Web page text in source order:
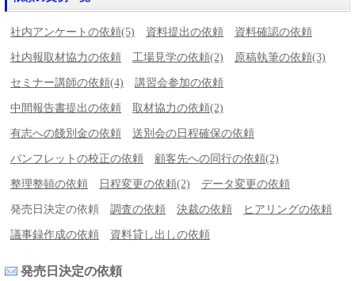
社内アンケートの依頼(5) 資料提出の依頼 資料確認の依頼
社内報取材協力の依頼 工場見学の依頼(2) 原稿執筆の依頼(3)
セミナー講師の依頼(4) 講習会参加の依頼
中間報告書提出の依頼 取材協力の依頼(2)
有志への餞別金の依頼 送別会の日程確保の依頼
パンフレットの校正の依頼 顧客先への同行の依頼(2)
整理整頓の依頼 日程変更の依頼(2) データ変更の依頼
発売日決定の依頼 調査の依頼 決裁の依頼 ヒアリングの依頼
議事録作成の依頼 資料貸し出しの依頼
発売日決定の依頼